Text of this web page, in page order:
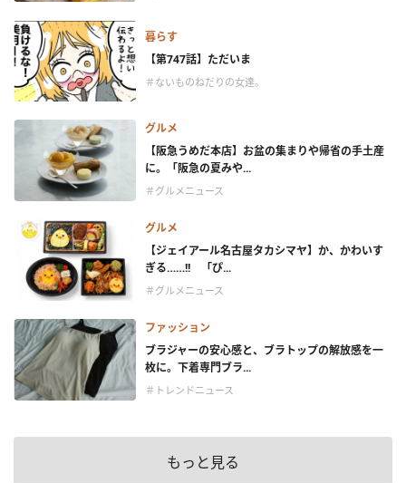
暮らす
【第747話】ただいま
＃ないものねだりの女達。
グルメ
【阪急うめだ本店】お盆の集まりや帰省の手土産
に。「阪急の夏みや...
＃グルメニュース
グルメ
【ジェイアール名古屋タカシマヤ】か、かわいす
ぎる……!! 「ぴ...
＃グルメニュース
ファッション
ブラジャーの安心感と、ブラトップの解放感を一
枚に。下着専門ブラ...
＃トレンドニュース
もっと見る